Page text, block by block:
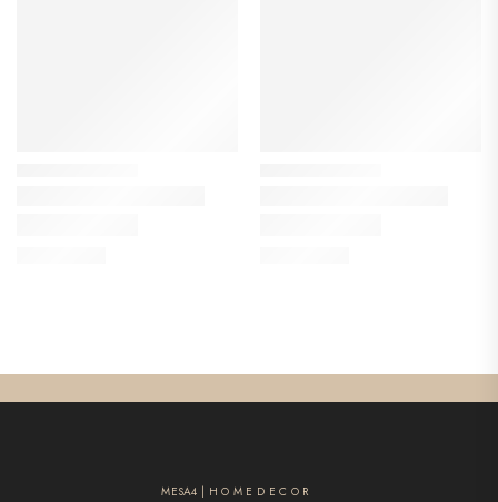
MESA4 | H O M E D E C O R